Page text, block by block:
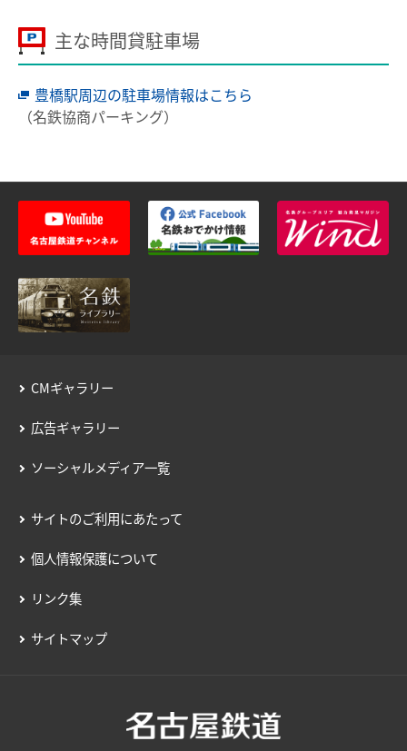
個人情報保護について
主な時間貸駐車場
豊橋駅周辺の駐車場情報はこちら
（名鉄協商パーキング）
CMギャラリー
広告ギャラリー
ソーシャルメディア一覧
サイトのご利用にあたって
個人情報保護について
リンク集
サイトマップ